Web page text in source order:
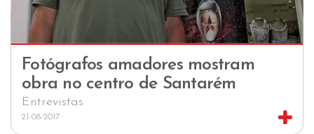
Fotógrafos amadores mostram
obra no centro de Santarém
Entrevistas
21-08-2017